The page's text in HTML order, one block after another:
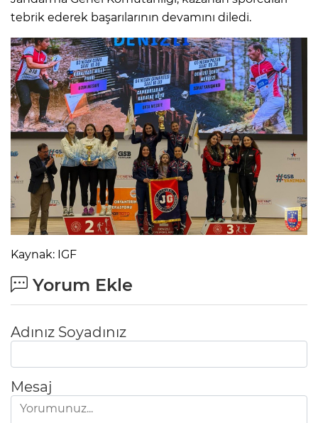
tebrik ederek başarılarının devamını diledi.
Kaynak: IGF
Yorum Ekle
Adınız Soyadınız
Mesaj